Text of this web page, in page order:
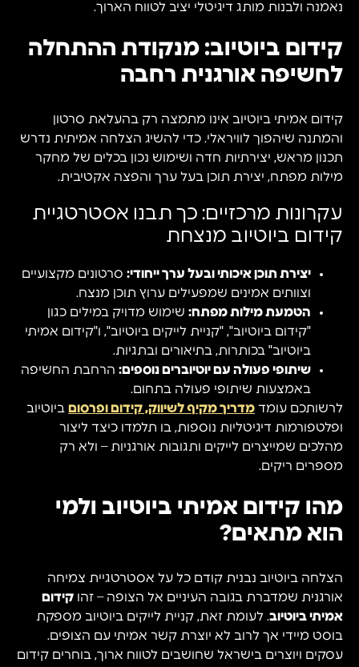
נאמנה ולבנות מותג דיגיטלי יציב לטווח הארוך.
קידום ביוטיוב: מנקודת ההתחלה
לחשיפה אורגנית רחבה
קידום אמיתי ביוטיוב אינו מתמצה רק בהעלאת סרטון
והמתנה שיהפוך לוויראלי. כדי להשיג הצלחה אמיתית נדרש
תכנון מראש, יצירתיות חדה ושימוש נכון בכלים של מחקר
מילות מפתח, יצירת תוכן בעל ערך והפצה אקטיבית.
עקרונות מרכזיים: כך תבנו אסטרטגיית
קידום ביוטיוב מנצחת
יצירת תוכן איכותי ובעל ערך ייחודי: סרטונים מקצועיים
וצוותים אמינים שמפעילים ערוץ תוכן מנצח.
הטמעת מילות מפתח: שימוש מדויק במילים כגון
"קידום ביוטיוב", "קניית לייקים ביוטיוב", ו"קידום אמיתי
ביוטיוב" בכותרות, בתיאורים ובתגיות.
שיתופי פעולה עם יוטיוברים נוספים: הרחבת החשיפה
באמצעות שיתופי פעולה בתחום.
לרשותכם עומד מדריך מקיף לשיווק, קידום ופרסום ביוטיוב
ופלטפורמות דיגיטליות נוספות, בו תלמדו כיצד ליצור
מהלכים שמייצרים לייקים ותגובות אורגניות – ולא רק
מספרים ריקים.
מהו קידום אמיתי ביוטיוב ולמי
הוא מתאים?
הצלחה ביוטיוב נבנית קודם כל על אסטרטגיית צמיחה
אורגנית שמדברת בגובה העיניים אל הצופה – זהו קידום
אמיתי ביוטיוב. לעומת זאת, קניית לייקים ביוטיוב מספקת
בוסט מיידי אך לרוב לא יוצרת קשר אמיתי עם הצופים.
עסקים ויוצרים בישראל שחושבים לטווח ארוך, בוחרים קידום